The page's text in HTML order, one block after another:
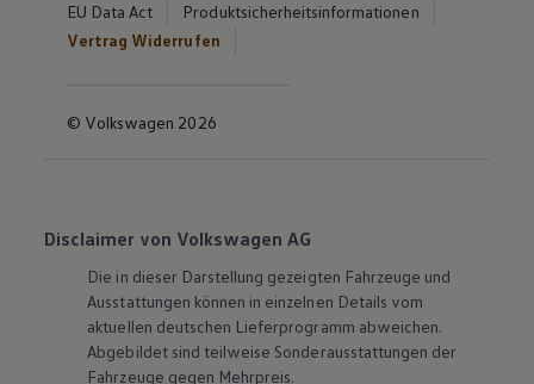
EU Data Act
Produktsicherheitsinformationen
Vertrag Widerrufen
© Volkswagen 2026
Disclaimer von Volkswagen AG
Die in dieser Darstellung gezeigten Fahrzeuge und
Ausstattungen können in einzelnen Details vom
aktuellen deutschen Lieferprogramm abweichen.
Abgebildet sind teilweise Sonderausstattungen der
Fahrzeuge gegen Mehrpreis.